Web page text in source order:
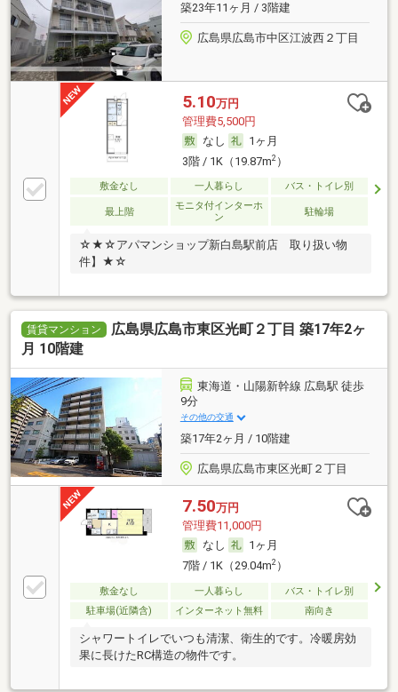
築23年11ヶ月 / 3階建
広島県広島市中区江波西２丁目
5.10万円
管理費5,500円
なし
1ヶ月
3階 / 1K（19.87m2）
敷金なし 一人暮らし バス・トイレ別
最上階
モニタ付インターホ
ン
駐輪場
☆★☆アパマンショップ新白島駅前店 取り扱い物
件】★☆
賃貸マンション
広島県広島市東区光町２丁目 築17年2ヶ
月 10階建
東海道・山陽新幹線 広島駅 徒歩
9分
その他の交通
築17年2ヶ月 / 10階建
広島県広島市東区光町２丁目
7.50万円
管理費11,000円
なし
1ヶ月
7階 / 1K（29.04m2）
敷金なし 一人暮らし
バス・トイレ別
駐車場(近隣含)
インターネット無料 南向き
シャワートイレでいつも清潔、衛生的です。冷暖房効
果に長けたRC構造の物件です。